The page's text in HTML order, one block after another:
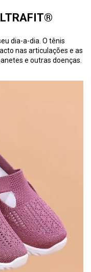
®
dia-a-dia. O tênis
nas articulações e as
e outras doenças.